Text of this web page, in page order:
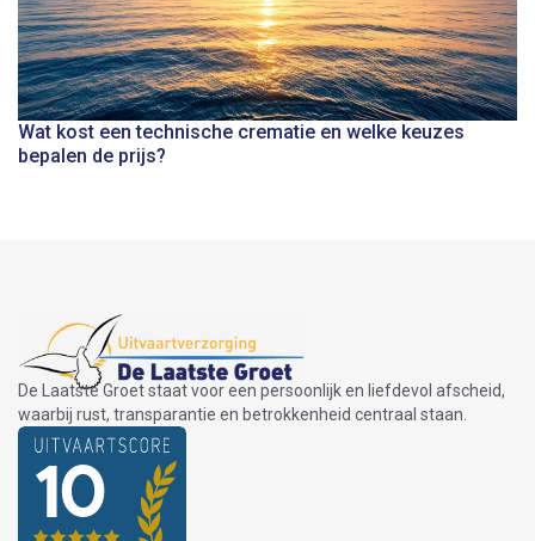
Wat kost een technische crematie en welke keuzes
bepalen de prijs?
De Laatste Groet staat voor een persoonlijk en liefdevol afscheid,
waarbij rust, transparantie en betrokkenheid centraal staan.